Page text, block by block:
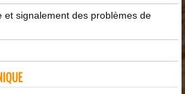
et signalement des problèmes de